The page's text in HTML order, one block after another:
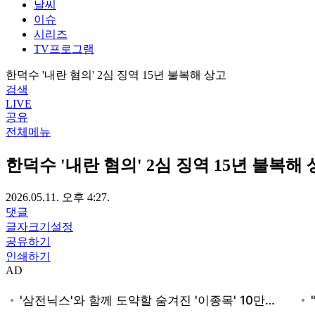
날씨
이슈
시리즈
TV프로그램
한덕수 '내란 혐의' 2심 징역 15년 불복해 상고
검색
LIVE
공유
전체메뉴
한덕수 '내란 혐의' 2심 징역 15년 불복해
2026.05.11. 오후 4:27.
댓글
글자크기설정
공유하기
인쇄하기
AD